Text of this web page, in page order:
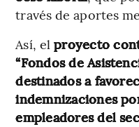
través de aportes
Así, elproyecto
“Fondos de
destinados a
indemnizaciones
empleadores del